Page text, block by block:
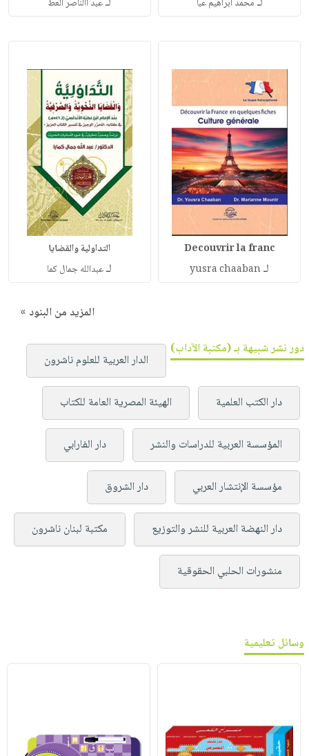
محمد ابراهيم عبا عبد االناصر العط
Decouvrir la franc
لـyusra chaaban
التداولية والقضايا
لـعبدالله جمال كما
المزيد من البنود »
دور نشر شبيهة بـ (مكتبة الآداب)
الدار العربية للعلوم ناشرون
دار الكتب العلمية الهيئة المصرية العامة للكتاب
المؤسسة العربية للدراسات والنشر دار الفارابي
مؤسسة الإنتشار العربي دار الشروق
دار النهضة العربية للنشر والتوزيع مكتبة لبنان ناشرون
منشورات الحلبي الحقوقية
وسائل تعليمية